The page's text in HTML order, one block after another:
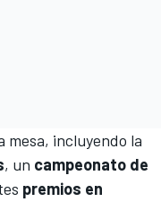
mesa, incluyendo la
, un campeonato de
premios en